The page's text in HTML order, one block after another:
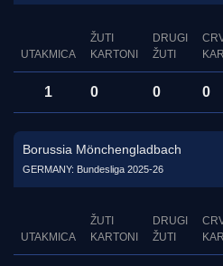
UTAKMICA
ŽUTI
KARTONI
DRUGI
ŽUTI
1 0 0 0
Borussia Mönchengladbach
GERMANY: Bundesliga 2025-26
UTAKMICA
ŽUTI
KARTONI
DRUGI
ŽUTI